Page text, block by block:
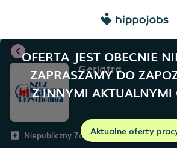
OFERTA JEST OBECNIE
ZAPRASZAMY DO
Z INNYMI AKTUALNYMI
Aktualne oferty
chevron_left
Geriatra
add_box Niepubliczny Zakład Opieki Zdrowotnej